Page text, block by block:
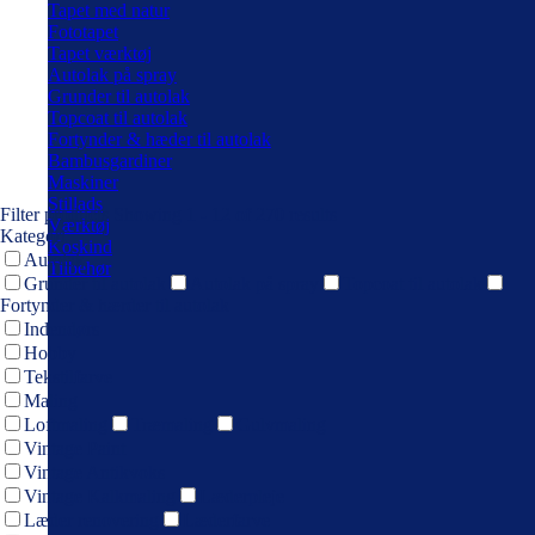
Tapet med natur
Fototapet
Tapet værktøj
Autolak på spray
Grunder til autolak
Topcoat til autolak
Fortynder & hæder til autolak
Bambusgardiner
Maskiner
Stillads
Værktøj
Koskind
Tilbehør
Filter products
Kategori
Autolak
Grunder til autolak
Fortynder & hærder til autolak
Indendørs
Hobby
Tekstilfarve
Maling
Loftmaling
Vintage Paint
Vintage Antikvoks
Vintage Kalkmaling
Læder renovering